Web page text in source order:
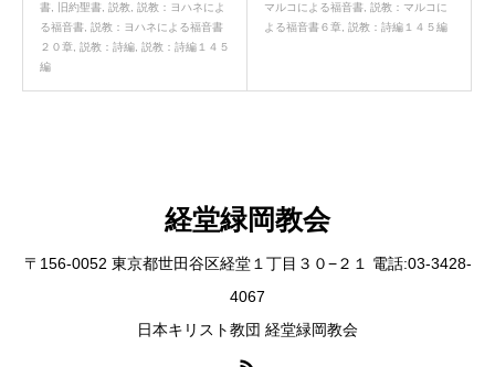
書, 旧約聖書, 説教, 説教：ヨハネによ
る福音書, 説教：ヨハネによる福音書
２０章, 説教：詩編, 説教：詩編１４５
編
マルコによる福音書, 説教：マルコに
よる福音書６章, 説教：詩編１４５編
経堂緑岡教会
〒156-0052 東京都世田谷区経堂１丁目３０−２１ 電話:03-3428-
4067
日本キリスト教団 経堂緑岡教会